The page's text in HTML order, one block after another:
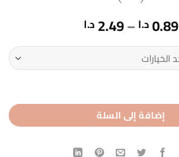
0.89د.ا–
2.49 د.ا
السعر:
من
إضافة إلى السلة